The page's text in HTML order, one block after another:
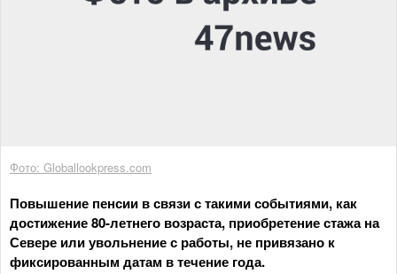
Фото: Globallookpress.com
Повышение пенсии в связи с такими событиями, как
достижение 80-летнего возраста, приобретение стажа на
Севере или увольнение с работы, не привязано к
фиксированным датам в течение года.